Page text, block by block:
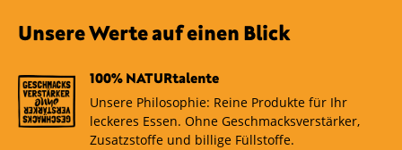
Unsere Werte auf einen Blick
100% NATURtalente
Unsere Philosophie: Reine Produkte für Ihr
leckeres Essen. Ohne Geschmacksverstärker,
Zusatzstoffe und billige Füllstoffe.